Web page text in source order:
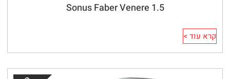
Sonus Faber Venere 1.5
קרא עוד >